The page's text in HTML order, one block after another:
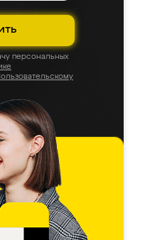
персональных